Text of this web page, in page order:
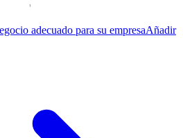
adecuado para su empresaAñadir